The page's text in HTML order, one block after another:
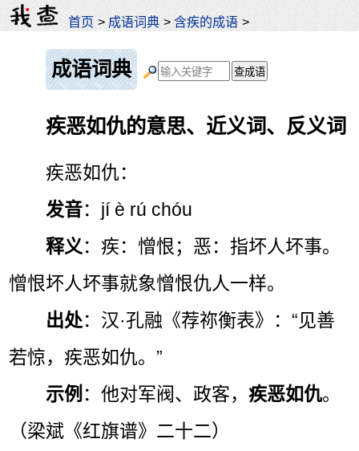
首页 > 成语词典 >含疾的成语 >
成语词典
疾恶如仇的意思、近义词、反义词
疾恶如仇：
发音：jí è rú chóu
释义 ：疾：憎恨；恶：指坏人坏事。
憎恨坏人坏事就象憎恨仇人一样。
出处：汉·孔融《荐祢衡表》：“见善
若惊，疾恶如仇。”
示例 ：他对军阀、政客，疾恶如仇。
（梁斌《红旗谱》二十二）